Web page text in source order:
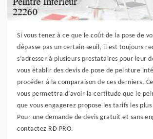
Si vous tenez à ce que le coût de la pose de
dépasse pas un certain seuil, il est toujours
s’adresser à plusieurs prestataires pour leur
vous établir des devis de pose de peinture
procéder à la comparaison de ces derniers.
vous permettra d’avoir la certitude que le
que vous engagerez propose les tarifs les
Pour une demande de devis gratuit et sans
contactez RD PRO.